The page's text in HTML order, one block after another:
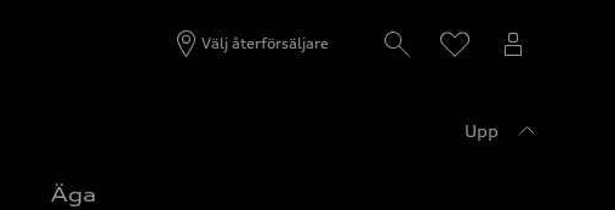
Välj återförsäljare
Upp
Äga